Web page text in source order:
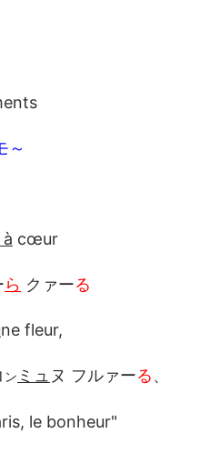
～
à cœur
ら クァーる
ne fleur,
ン ミュ ヌ フルァーる、
le bonheur"